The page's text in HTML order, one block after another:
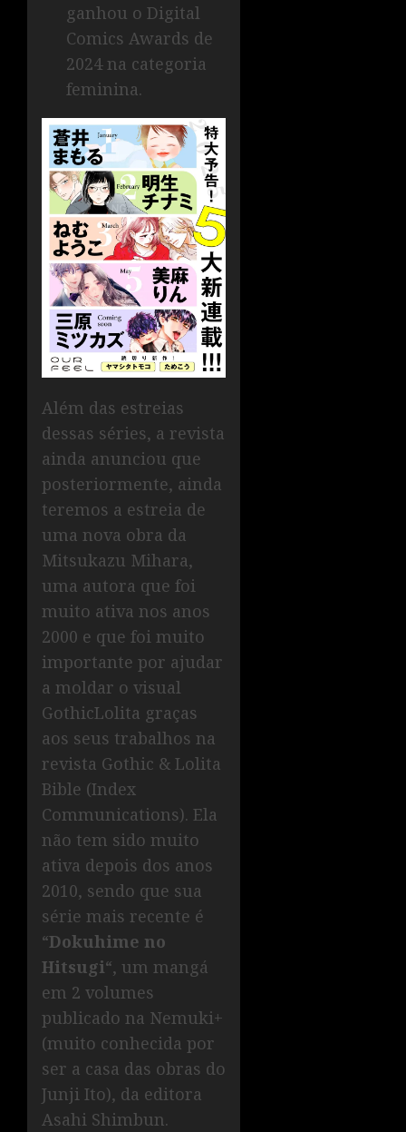
ganhou o Digital
Comics Awards de
2024 na categoria
feminina.
Além das estreias
dessas séries, a revista
ainda anunciou que
posteriormente, ainda
teremos a estreia de
uma nova obra da
Mitsukazu Mihara,
uma autora que foi
muito ativa nos anos
2000 e que foi muito
importante por ajudar
a moldar o visual
GothicLolita graças
aos seus trabalhos na
revista Gothic & Lolita
Bible (Index
Communications). Ela
não tem sido muito
ativa depois dos anos
2010, sendo que sua
série mais recente é
“Dokuhime no
Hitsugi“, um mangá
em 2 volumes
publicado na Nemuki+
(muito conhecida por
ser a casa das obras do
Junji Ito), da editora
Asahi Shimbun.